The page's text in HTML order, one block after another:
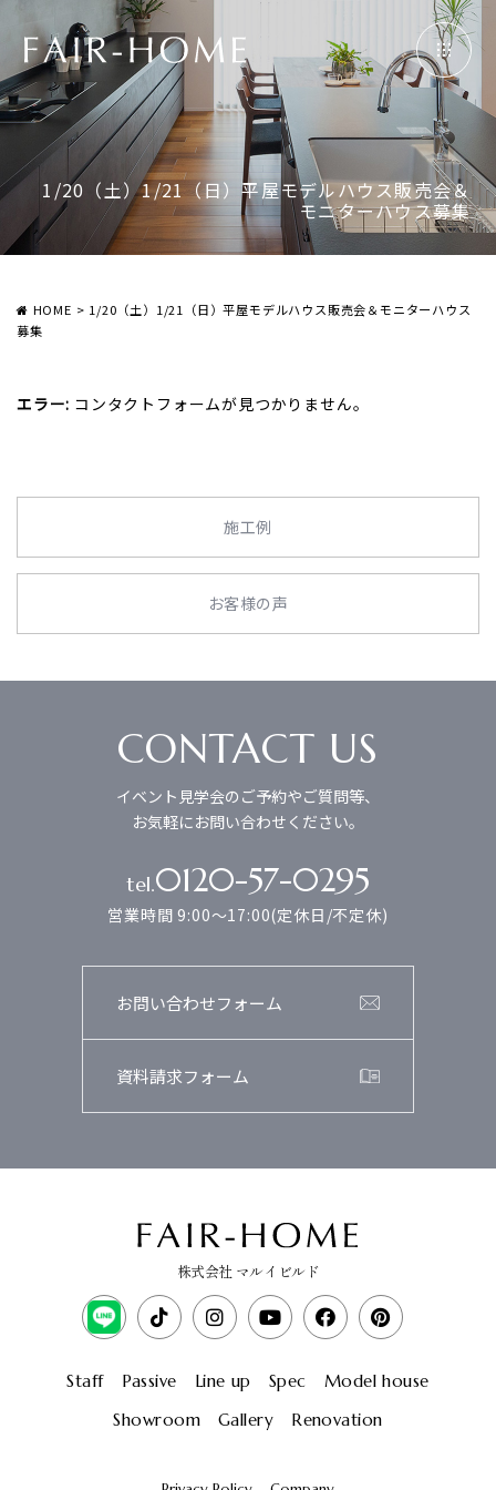
1/20（土）1/21（日）平屋モデルハウス販売会＆
モニターハウス募集
HOME > 1/20（土）1/21（日）平屋モデルハウス販売会＆モニターハウス
募集
エラー: コンタクトフォームが見つかりません。
施工例
お客様の声
CONTACT US
イベント見学会のご予約やご質問等、
お気軽にお問い合わせください。
tel.0120-57-0295
営業時間 9:00～17:00(定休日/不定休)
お問い合わせフォーム
資料請求フォーム
株式会社 マルイビルド
Staff Passive Line up Spec
Model house
Showroom
Gallery Renovation